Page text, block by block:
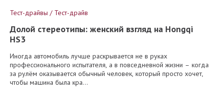
Тест-драйвы / Тест-драйв
Долой стереотипы: женский взгляд на Hongqi
HS3
Иногда автомобиль лучше раскрывается не в руках
профессионального испытателя, а в повседневной жизни – когда
за рулём оказывается обычный человек, который просто хочет,
чтобы машина была кра...